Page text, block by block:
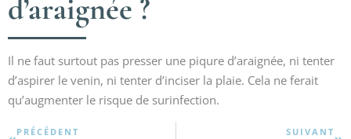
d’araignée ?
Il ne faut surtout pas presser une piqure d’araignée, ni tenter
d’aspirer le venin, ni tenter d’inciser la plaie. Cela ne ferait
qu’augmenter le risque de surinfection.
PRÉCÉDENT SUIVANT